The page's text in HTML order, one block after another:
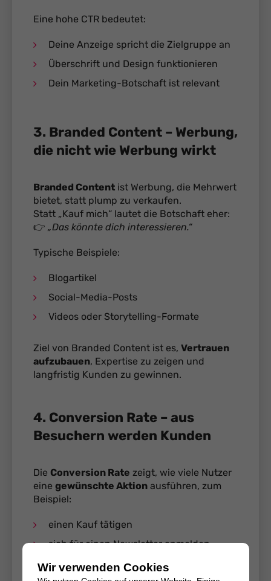
Eine hohe CTR bedeutet:
Deine Anzeige spricht die Zielgruppe an
Überschrift und Design funktionieren
Dein Marketing-Botschaft ist relevant
3. Branded Content – Werbung,
die nicht wie Werbung wirkt
Branded Content ist Werbung, die Mehrwert
bietet, statt plump zu verkaufen.
Statt „Kauf mich“ lautet die Botschaft eher:
👉 „Das könnte dich interessieren.“
Typische Beispiele:
Blogartikel
Social-Media-Posts
Videos oder Storytelling-Formate
Ziel von Branded Content ist es, Vertrauen
aufzubauen, Expertise zu zeigen und
langfristig Kunden zu gewinnen.
4. Conversion Rate – aus
Besuchern werden Kunden
Die Conversion Rate zeigt, wie viele Nutzer
eine gewünschte Aktion ausführen, zum
Beispiel:
einen Kauf tätigen
sich für einen Newsletter anmelden
ein Kontaktformular ausfüllen
Wir verwenden Cookies